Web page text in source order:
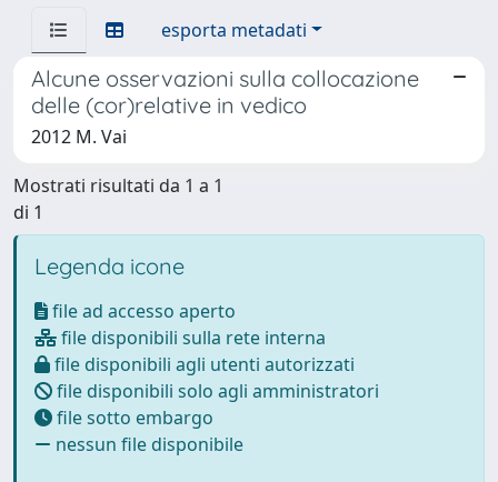
esporta metadati
Alcune osservazioni sulla collocazione
delle (cor)relative in vedico
2012 M. Vai
Mostrati risultati da 1 a 1
di 1
Legenda icone
file ad accesso aperto
file disponibili sulla rete interna
file disponibili agli utenti autorizzati
file disponibili solo agli amministratori
file sotto embargo
nessun file disponibile